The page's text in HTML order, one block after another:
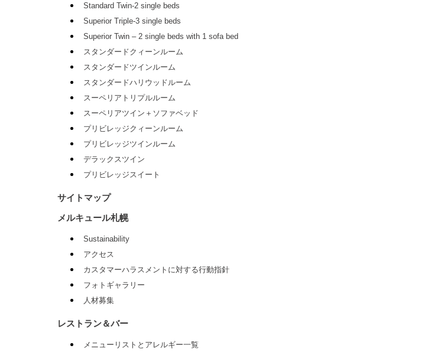
Standard Twin-2 single beds
Superior Triple-3 single beds
Superior Twin – 2 single beds with 1 sofa bed
スタンダードクィーンルーム
スタンダードツインルーム
スタンダードハリウッドルーム
スーペリアトリプルルーム
スーペリアツイン＋ソファベッド
プリビレッジクィーンルーム
プリビレッジツインルーム
デラックスツイン
プリビレッジスイート
サイトマップ
メルキュール札幌
Sustainability
アクセス
カスタマーハラスメントに対する行動指針
フォトギャラリー
人材募集
レストラン＆バー
メニューリストとアレルギー一覧